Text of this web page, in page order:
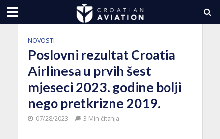
NOVOSTI
Poslovni rezultat Croatia
Airlinesa u prvih šest
mjeseci 2023. godine bolji
nego pretkrizne 2019.
07/28/2023 3 Min čitanja